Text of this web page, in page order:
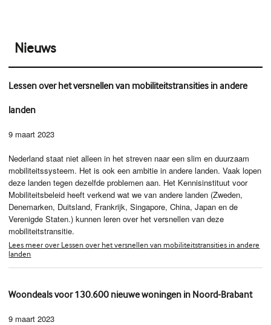
Nieuws
Lessen over het versnellen van mobiliteitstransities in andere
landen
9 maart 2023
Nederland staat niet alleen in het streven naar een slim en duurzaam
mobiliteitssysteem. Het is ook een ambitie in andere landen. Vaak lopen
deze landen tegen dezelfde problemen aan. Het Kennisinstituut voor
Mobiliteitsbeleid heeft verkend wat we van andere landen (Zweden,
Denemarken, Duitsland, Frankrijk, Singapore, China, Japan en de
Verenigde Staten.) kunnen leren over het versnellen van deze
mobiliteitstransitie.
Lees meer over Lessen over het versnellen van mobiliteitstransities in andere
landen
Woondeals voor 130.600 nieuwe woningen in Noord-Brabant
9 maart 2023